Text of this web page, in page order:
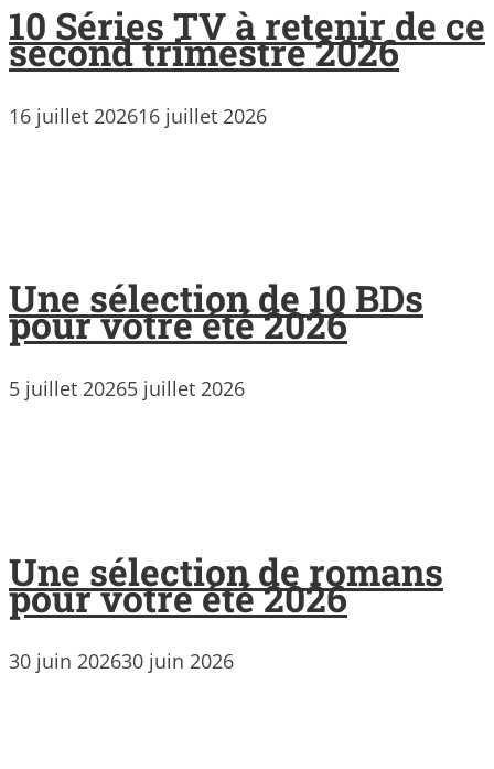
10 Séries TV à retenir de ce
second trimestre 2026
16 juillet 202616 juillet 2026
Une sélection de 10 BDs
pour votre été 2026
5 juillet 20265 juillet 2026
Une sélection de romans
pour votre été 2026
30 juin 202630 juin 2026